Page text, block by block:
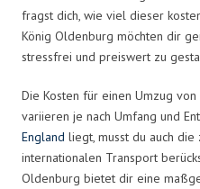
fragst dich, wie viel dieser
König Oldenburg möchten dir
stressfrei und preiswert zu
Die Kosten für einen Umzug
variieren je nach Umfang und
England liegt, musst du auch
internationalen Transport
Oldenburg bietet dir eine